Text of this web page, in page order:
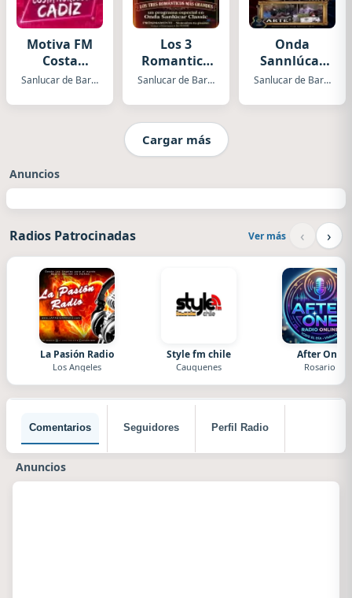
Motiva FM
Costa
Noroeste Sanlucar de Barrameda
Los 3
Romantico
Más GrandeSanlucar de Barrameda
Onda
Sannlúcar
Senderos Sanlucar de Barrameda
Cargar más
Anuncios
Radios Patrocinadas Ver más ‹ ›
La Pasión Radio
Los Angeles
Style fm chile
Cauquenes
After One
Rosario
Comentarios Seguidores Perfil Radio
Anuncios